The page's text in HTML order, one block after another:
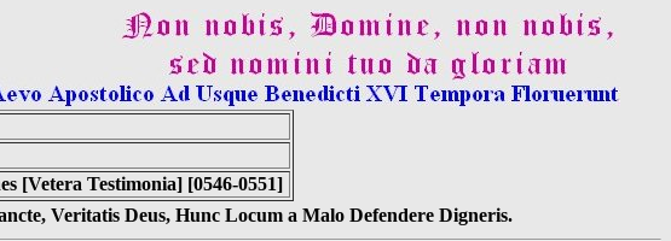
[Vetera Testimonia] [0546-0551]
Veritatis Deus, Hunc Locum a Malo Defendere Digneris.